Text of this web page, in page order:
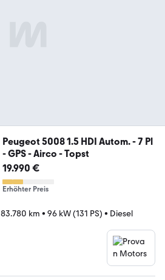
Peugeot 5008 1.5 HDI Autom. - 7 Pl
- GPS - Airco - Topst
19.990 €
Erhöhter Preis
83.780 km • 96 kW (131 PS) • Diesel